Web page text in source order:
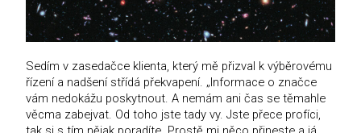
Sedím v zasedačce klienta, který mě přizval k výběrovému
řízení a nadšení střídá překvapení. „Informace o značce
vám nedokážu poskytnout. A nemám ani čas se těmahle
věcma zabejvat. Od toho jste tady vy. Jste přece profíci,